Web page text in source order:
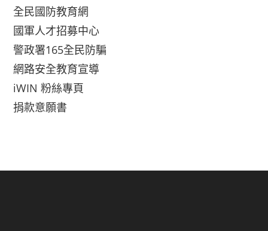
全民國防教育網
國軍人才招募中心
警政署165全民防騙
網路安全教育宣導
iWIN 粉絲專頁
捐款意願書